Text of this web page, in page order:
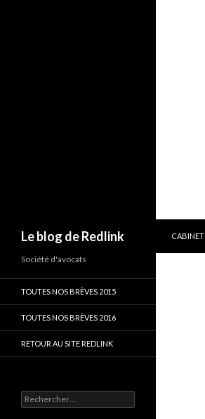
Le blog de Redlink
CABINET
Société d'avocats
TOUTES NOS BRÈVES 2015
TOUTES NOS BRÈVES 2016
RETOUR AU SITE REDLINK
Rechercher :